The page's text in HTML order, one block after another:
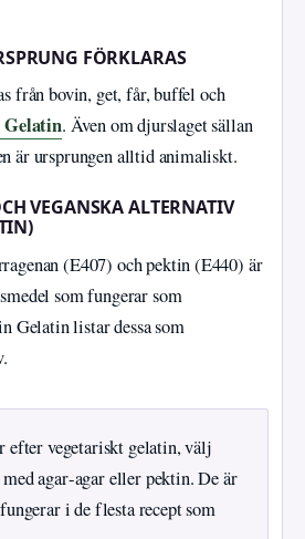
FÖRKLARAS
från bovin, get, får, buffel och
Gelatin. Även om djurslaget sällan
är ursprungen alltid animaliskt.
VEGANSKA ALTERNATIV
(E407) och pektin (E440) är
som fungerar som
Gelatin listar dessa som
efter vegetariskt gelatin, välj
agar‑agar eller pektin. De är
i de flesta recept som